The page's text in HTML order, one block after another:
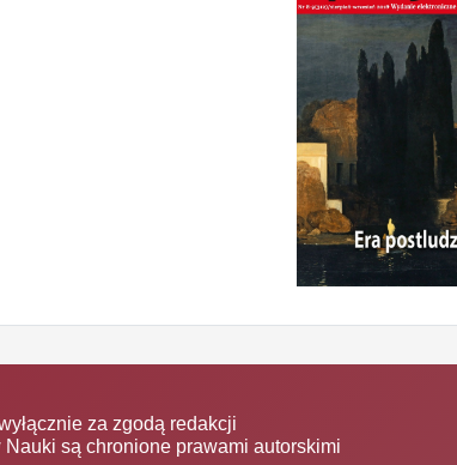
za zgodą redakcji
są chronione prawami autorskimi